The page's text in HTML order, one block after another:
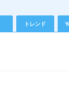
トレンド